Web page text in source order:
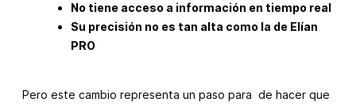
No tiene acceso a información en tiempo real
Su precisión no es tan alta como la de Elían
PRO
Pero este cambio representa un paso para de hacer que